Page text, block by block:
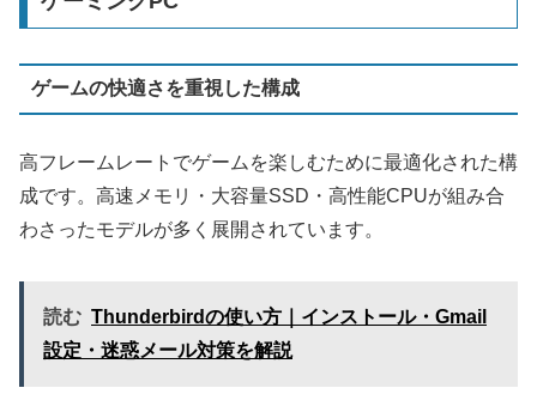
ゲームの快適さを重視した構成
高フレームレートでゲームを楽しむために最適化された構
成です。高速メモリ・大容量SSD・高性能CPUが組み合
わさったモデルが多く展開されています。
読む Thunderbirdの使い方｜インストール・Gmail
設定・迷惑メール対策を解説